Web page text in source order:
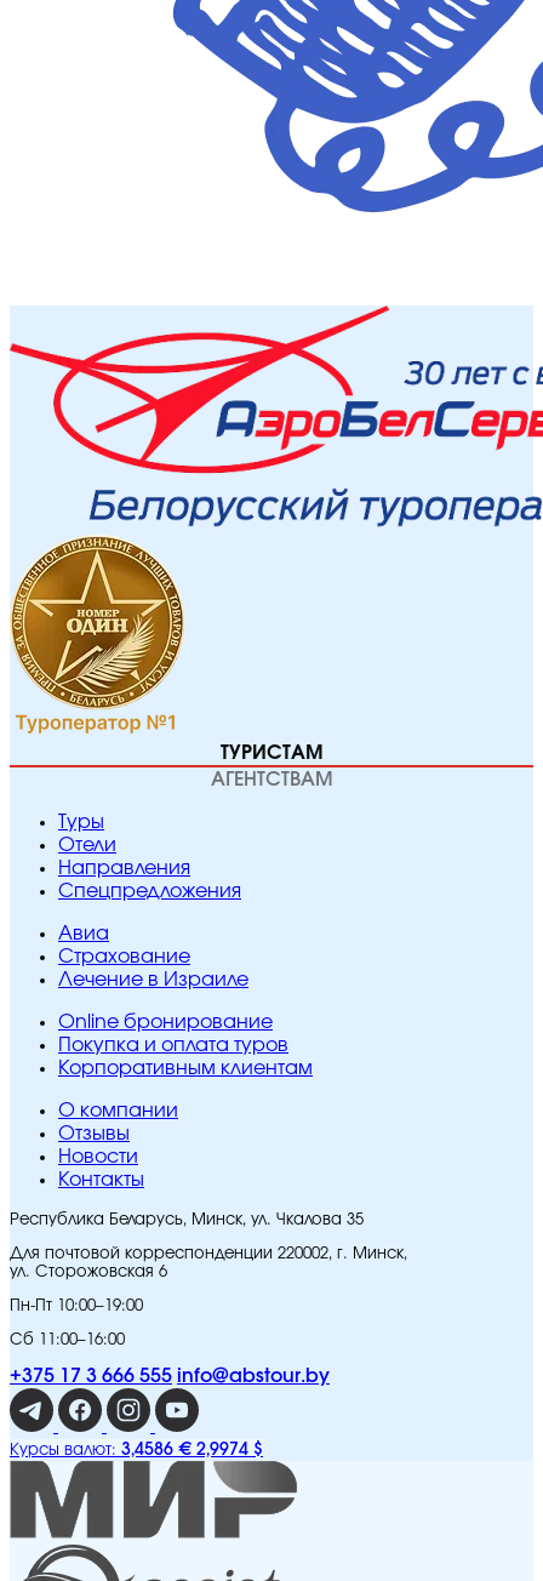
ТУРИСТАМ
АГЕНТСТВАМ
Туры
Отели
Направления
Спецпредложения
Авиа
Страхование
Лечение в Израиле
Online бронирование
Покупка и оплата туров
Корпоративным клиентам
O компании
Отзывы
Новости
Контакты
Республика Беларусь, Минск, ул. Чкалова 35
Для почтовой корреспонденции 220002, г. Минск,
ул. Сторожовская 6
Пн-Пт 10:00–19:00
Сб 11:00–16:00
+375 17 3 666 555 info@abstour.by
Курсы валют: 3,4586 € 2,9974 $